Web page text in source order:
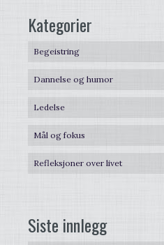
Kategorier
Begeistring
Dannelse og humor
Ledelse
Mål og fokus
Refleksjoner over livet
Siste innlegg